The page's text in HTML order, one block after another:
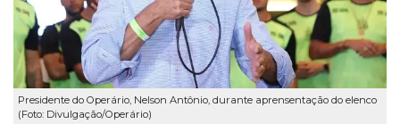
Presidente do Operário, Nelson Antônio, durante aprensentação do elenco
(Foto: Divulgação/Operário)